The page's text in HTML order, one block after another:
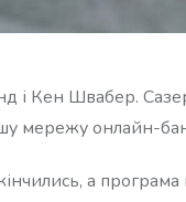
Кен Швабер.
мережу онлайн-
а